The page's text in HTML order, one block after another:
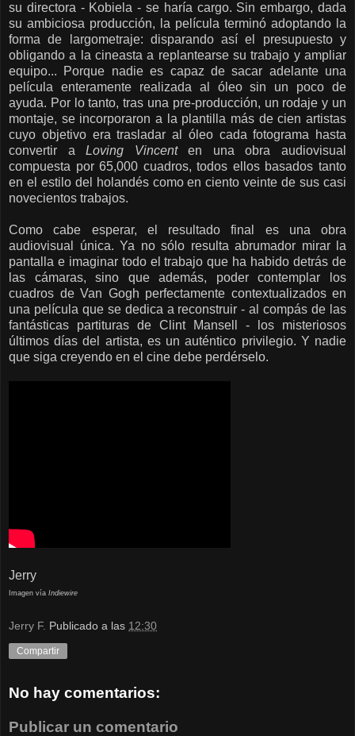
su directora - Kobiela - se haría cargo. Sin embargo, dada
su ambiciosa producción, la película terminó adoptando la
forma de largometraje: disparando así el presupuesto y
obligando a la cineasta a replantearse su trabajo y ampliar
equipo... Porque nadie es capaz de sacar adelante una
película enteramente realizada al óleo sin un poco de
ayuda. Por lo tanto, tras una pre-producción, un rodaje y un
montaje, se incorporaron a la plantilla más de cien artistas
cuyo objetivo era trasladar al óleo cada fotograma hasta
convertir aLoving Vincenten una obra audiovisual
compuesta por 65,000 cuadros, todos ellos basados tanto
en el estilo del holandés como en ciento veinte de sus casi
novecientos trabajos.
Como cabe esperar, el resultado final es una obra
audiovisual única. Ya no sólo resulta abrumador mirar la
pantalla e imaginar todo el trabajo que ha habido detrás de
las cámaras, sino que además, poder contemplar los
cuadros de Van Gogh perfectamente contextualizados en
una película que se dedica a reconstruir - al compás de las
fantásticas partituras de Clint Mansell - los misteriosos
últimos días del artista, es un auténtico privilegio. Y nadie
que siga creyendo en el cine debe perdérselo.
Jerry
Imagen vía Indiewire
Jerry F. Publicado a las 12:30
Compartir
No hay comentarios:
Publicar un comentario